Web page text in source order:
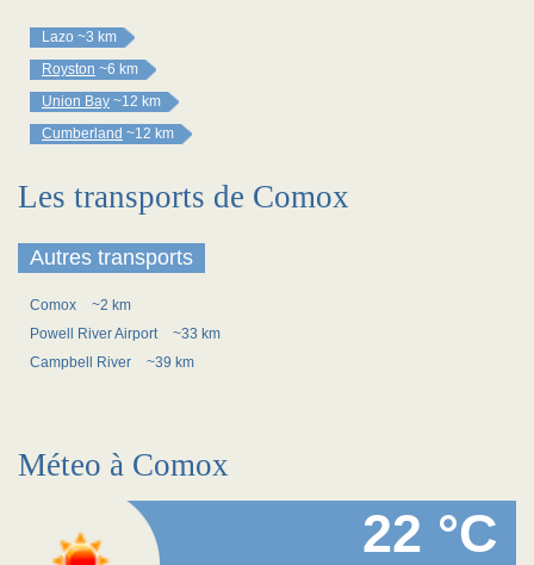
Lazo ~3 km
Royston ~6 km
Union Bay ~12 km
Cumberland ~12 km
Les transports de Comox
Autres transports
Comox
~2 km
Powell River Airport
~33 km
Campbell River
~39 km
Méteo à Comox
22 °C